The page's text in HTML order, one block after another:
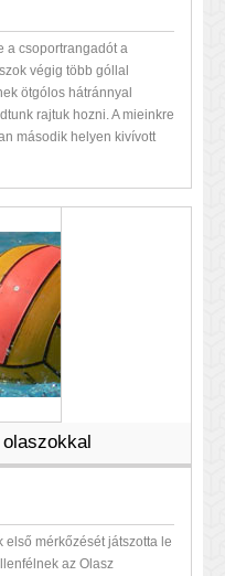
a csoportrangadót a
végig több góllal
ötgólos hátránnyal
rajtuk hozni. A mieinkre
második helyen kivívott
első mérkőzését játszotta le
az Olasz